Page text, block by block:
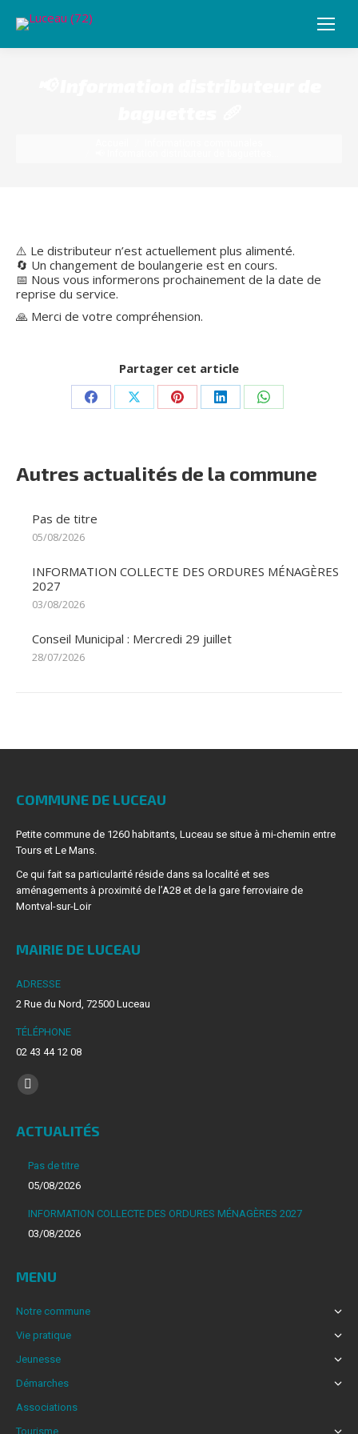
⚠️ Le distributeur n’est actuellement plus alimenté.
🔄 Un changement de boulangerie est en cours.
📅 Nous vous informerons prochainement de la date de
reprise du service.
🙏 Merci de votre compréhension.
Partager cet article
PartagerPartagerPartagerPartagerPartager
Autres actualités de la commune
Pas de titre
05/08/2026
INFORMATION COLLECTE DES ORDURES MÉNAGÈRES
2027
03/08/2026
Conseil Municipal : Mercredi 29 juillet
28/07/2026
COMMUNE DE LUCEAU
Petite commune de 1260 habitants, Luceau se situe à mi-chemin entre
Tours et Le Mans.
Ce qui fait sa particularité réside dans sa localité et ses
aménagements à proximité de l’A28 et de la gare ferroviaire de
Montval-sur-Loir
MAIRIE DE LUCEAU
ADRESSE
2 Rue du Nord, 72500 Luceau
TÉLÉPHONE
02 43 44 12 08
Trouvez nous sur :
La
Facebook
nouvelle
fenêtre
ACTUALITÉS
Pas de titre
05/08/2026
INFORMATION COLLECTE DES ORDURES MÉNAGÈRES 2027
03/08/2026
MENU
Notre commune
Vie pratique
Jeunesse
Démarches
Associations
Tourisme